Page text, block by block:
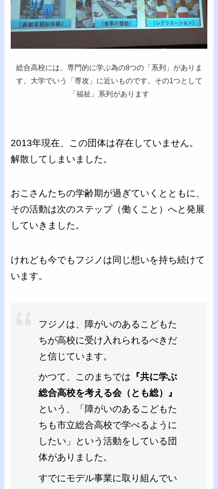
総合高校には、専門的に学ぶ為の8つの「系列」がありま
す。大学でいう「専攻」に近いものです。その1つとして
「福祉」系列があります
2013年現在、この団体は存在していません。
解散してしまいました。
おこさんたちの学齢期が過ぎていくとともに、
その活動は次のステップ（働くこと）へと発展
していきました。
けれども今でもフジノは同じ想いを持ち続けて
います。
フジノは、障がいのあるこどもた
ちが高校に受け入れられるべきだ
と信じています。
かつて、このまちでは 『共に学ぶ
総合高校を考える会（とも総）』
という、「障がいのあるこどもた
ちも市立総合高校で学べるように
したい」という活動をしている団
体がありました。
すでにモデル事業に取り組んでい